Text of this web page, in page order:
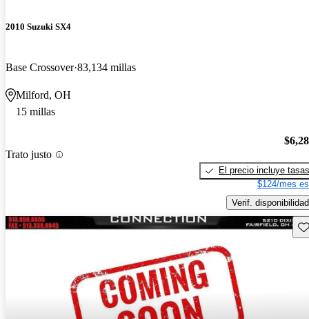
2010 Suzuki SX4
Base Crossover 83,134 millas
Milford, OH
15 millas
Trato justo
El precio incluye tasas
$124/mes
Verif. disponibilidad